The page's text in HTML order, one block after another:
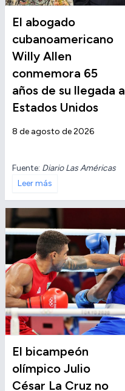
El abogado
cubanoamericano
Willy Allen
conmemora 65
años de su llegada a
Estados Unidos
8 de agosto de 2026
Fuente: Diario Las Américas
Leer más
El bicampeón
olímpico Julio
César La Cruz no